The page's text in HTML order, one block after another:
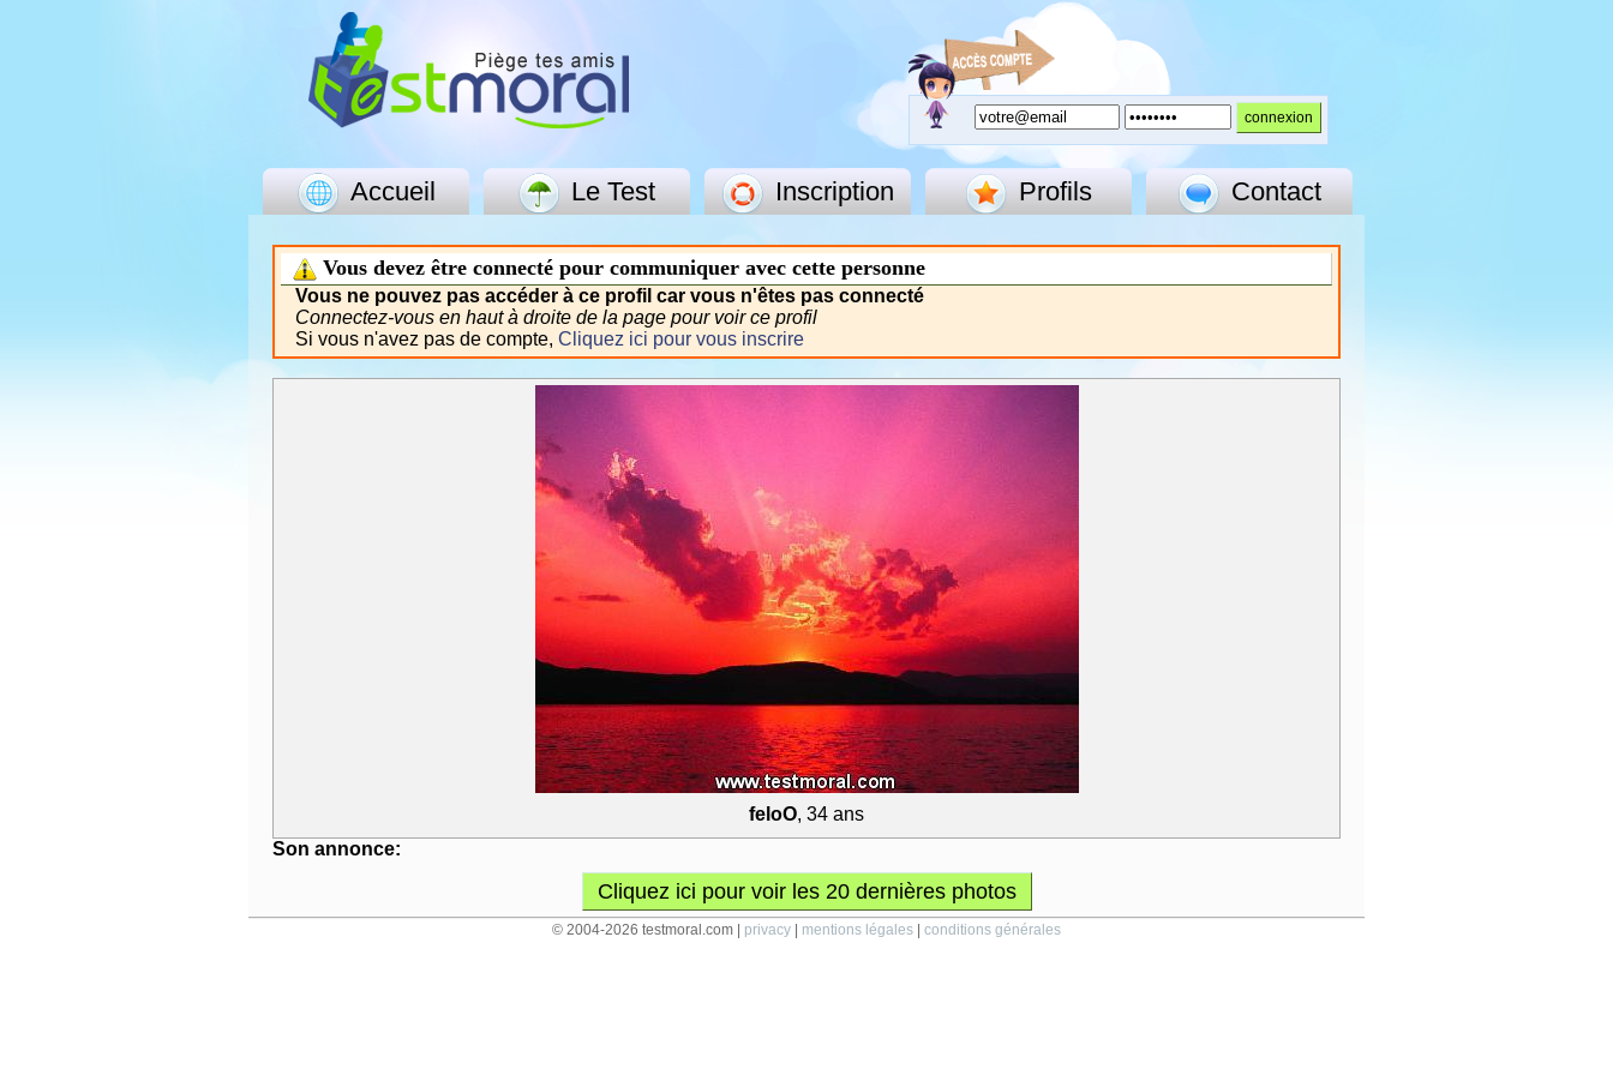
Accueil Le Test Inscription Profils Contact
Vous devez être connecté pour communiquer avec cette personne
Vous ne pouvez pas accéder à ce profil car vous n'êtes pas connecté
Connectez-vous en haut à droite de la page pour voir ce profil
Si vous n'avez pas de compte, Cliquez ici pour vous inscrire
feloO, 34 ans
Son annonce:
Cliquez ici pour voir les 20 dernières photos
© 2004-2026 testmoral.com | privacy | mentions légales | conditions générales